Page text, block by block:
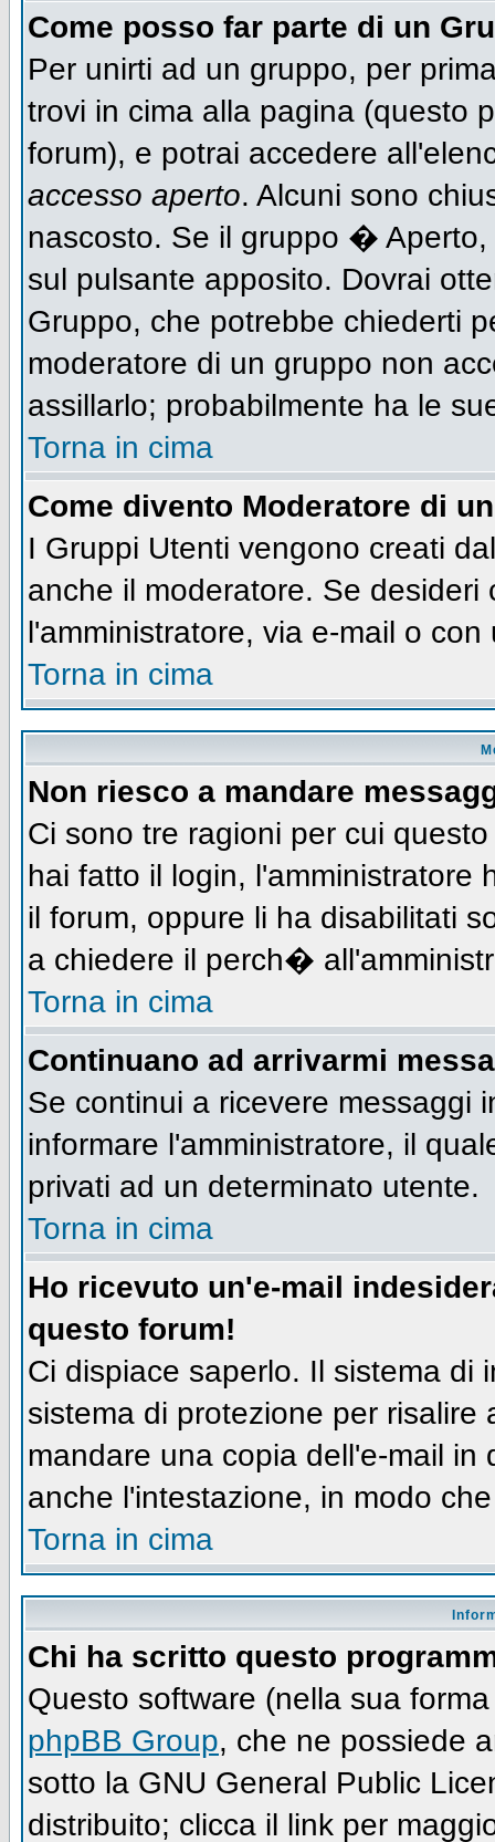
Come posso far parte di un
Per unirti ad un gruppo, per
trovi in cima alla pagina (questo
forum), e potrai accedere
accesso aperto. Alcuni sono
nascosto. Se il gruppo �
sul pulsante apposito. Dovrai
Gruppo, che potrebbe chiederti
moderatore di un gruppo non
assillarlo; probabilmente ha le
Torna in cima
Come divento Moderatore di
I Gruppi Utenti vengono creati
anche il moderatore. Se
l'amministratore, via e-mail o
Torna in cima
Non riesco a mandare
Ci sono tre ragioni per cui
hai fatto il login, l'amministratore
il forum, oppure li ha disabilitati
a chiedere il perch�
Torna in cima
Continuano ad arrivarmi
Se continui a ricevere messaggi
informare l'amministratore, il
privati ad un determinato utente.
Torna in cima
Ho ricevuto un'e-mail
questo forum!
Ci dispiace saperlo. Il sistema di
sistema di protezione per
mandare una copia dell'e-mail
anche l'intestazione, in modo
Torna in cima
Chi ha scritto questo
Questo software (nella sua
phpBB Group, che ne possiede
sotto la GNU General Public
distribuito; clicca il link per